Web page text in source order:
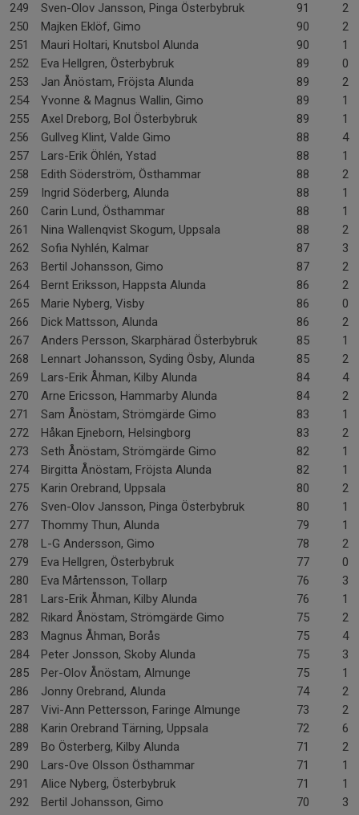
249
Sven-Olov Jansson, Pinga Österbybruk 91
2-0
250
Majken Eklöf, Gimo 90
2-0
251
Mauri Holtari, Knutsbol Alunda 90
1-4
252
Eva Hellgren, Österbybruk 89
0-1
253
Jan Ånöstam, Fröjsta Alunda 89
2-1
254
Yvonne & Magnus Wallin, Gimo 89
1-3
255
Axel Dreborg, Bol Österbybruk 89
1-0
256
Gullveg Klint, Valde Gimo 88
4-1
257
Lars-Erik Öhlén, Ystad 88
1-1
258
Edith Söderström, Östhammar 88
2-2
259
Ingrid Söderberg, Alunda 88
1-0
260
Carin Lund, Östhammar 88
1-2
261
Nina Wallenqvist Skogum, Uppsala 88
2-2
262
Sofia Nyhlén, Kalmar 87
3-4
263
Bertil Johansson, Gimo 87
2-2
264
Bernt Eriksson, Happsta Alunda 86
2-0
265
Marie Nyberg, Visby 86
0-2
266
Dick Mattsson, Alunda 86
2-1
267
Anders Persson, Skarphärad Österbybruk 85
1-2
268
Lennart Johansson, Syding Ösby, Alunda 85
2-0
269
Lars-Erik Åhman, Kilby Alunda 84
4-1
270
Arne Ericsson, Hammarby Alunda 84
2-2
271
Sam Ånöstam, Strömgärde Gimo 83
1-6
272
Håkan Ejneborn, Helsingborg 83
2-2
273
Seth Ånöstam, Strömgärde Gimo 82
1-2
274
Birgitta Ånöstam, Fröjsta Alunda 82
1-1
275
Karin Orebrand, Uppsala 80
2-3
276
Sven-Olov Jansson, Pinga Österbybruk 80
1-1
277
Thommy Thun, Alunda 79
1-1
278
L-G Andersson, Gimo 78
2-2
279
Eva Hellgren, Österbybruk 77
0-2
280
Eva Mårtensson, Tollarp 76
3-4
281
Lars-Erik Åhman, Kilby Alunda 76
1-3
282
Rikard Ånöstam, Strömgärde Gimo 75
2-0
283
Magnus Åhman, Borås 75
4-1
284
Peter Jonsson, Skoby Alunda 75
3-1
285
Per-Olov Ånöstam, Almunge 75
1-2
286
Jonny Orebrand, Alunda 74
2-1
287
Vivi-Ann Pettersson, Faringe Almunge 73
2-2
288
Karin Orebrand Tärning, Uppsala 72
6-2
289
Bo Österberg, Kilby Alunda 71
2-1
290
Lars-Ove Olsson Östhammar 71
1-1
291
Alice Nyberg, Österbybruk 71
1-2
292
Bertil Johansson, Gimo 70
3-1